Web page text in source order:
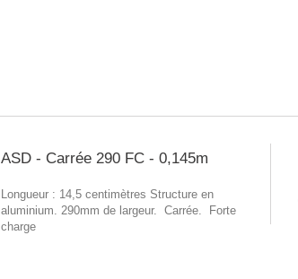
ASD - Carrée 290 FC - 0,145m
Longueur : 14,5 centimètres Structure en
aluminium. 290mm de largeur. Carrée. Forte
charge